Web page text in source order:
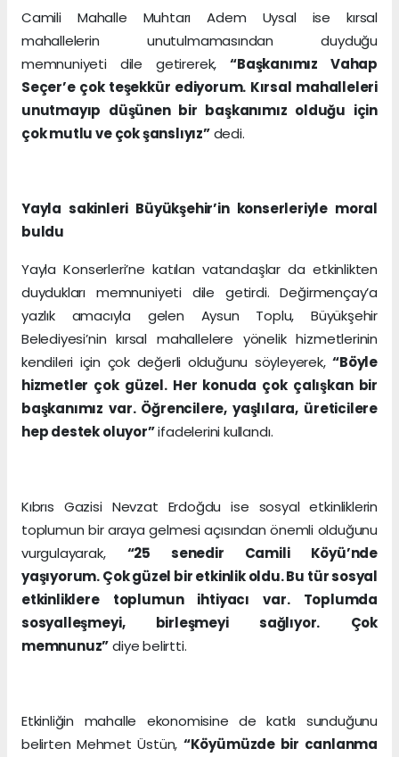
Camili Mahalle Muhtarı Adem Uysal ise kırsal
mahallelerin unutulmamasından duyduğu
memnuniyeti dile getirerek,“Başkanımız Vahap
Seçer’e çok teşekkür ediyorum. Kırsal mahalleleri
unutmayıp düşünen bir başkanımız olduğu için
çok mutlu ve çok şanslıyız”dedi.
Yayla sakinleri Büyükşehir’in konserleriyle moral
buldu
Yayla Konserleri’ne katılan vatandaşlar da etkinlikten
duydukları memnuniyeti dile getirdi. Değirmençay’a
yazlık amacıyla gelen Aysun Toplu, Büyükşehir
Belediyesi’nin kırsal mahallelere yönelik hizmetlerinin
kendileri için çok değerli olduğunu söyleyerek,“Böyle
hizmetler çok güzel. Her konuda çok çalışkan bir
başkanımız var. Öğrencilere, yaşlılara, üreticilere
hep destek oluyor”ifadelerini kullandı.
Kıbrıs Gazisi Nevzat Erdoğdu ise sosyal etkinliklerin
toplumun bir araya gelmesi açısından önemli olduğunu
vurgulayarak, “25 senedir Camili Köyü’nde
yaşıyorum. Çok güzel bir etkinlik oldu. Bu tür sosyal
etkinliklere toplumun ihtiyacı var. Toplumda
sosyalleşmeyi, birleşmeyi sağlıyor. Çok
memnunuz”diye belirtti.
Etkinliğin mahalle ekonomisine de katkı sunduğunu
belirten Mehmet Üstün, “Köyümüzde bir canlanma